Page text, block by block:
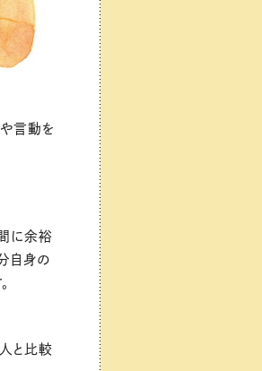
言動を
に余裕
自身の
と比較